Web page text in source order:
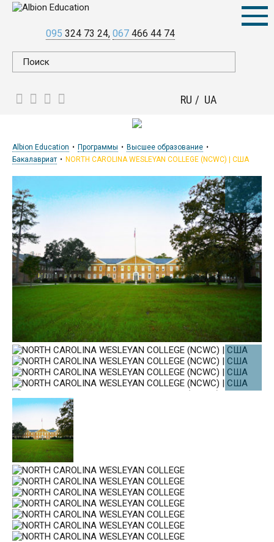
095 324 73 24 067 466 44 74
RU UA
Albion Education Программы
Высшее образование
Бакалавриат
NORTH CAROLINA WESLEYAN COLLEGE (NCWC) | США